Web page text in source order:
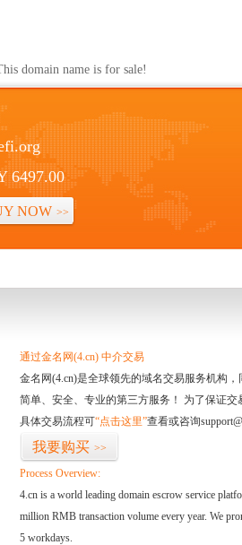
domain name is for sale!
6497.00
NOW >>
通过金名网(4.cn) 中介交易
金名网(4.cn)是全球领先的域名交易服务机构
简单、安全、专业的第三方服务！ 为了保证
具体交易流程可“点击这里”查看或咨询
我要购买 >>
Process Overview:
4.cn is a world leading domain escrow service
million RMB transaction volume every year. We
5 workdays.